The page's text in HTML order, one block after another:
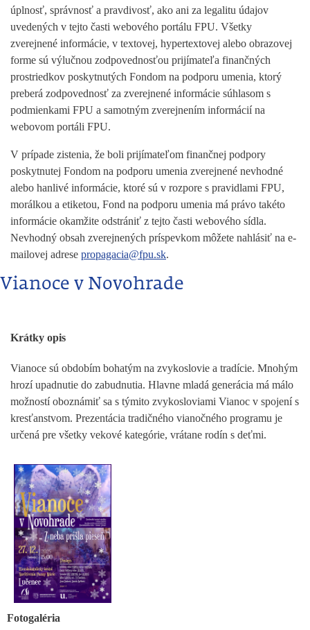
úplnosť, správnosť a pravdivosť, ako ani za legalitu údajov
uvedených v tejto časti webového portálu FPU. Všetky
zverejnené informácie, v textovej, hypertextovej alebo obrazovej
forme sú výlučnou zodpovednosťou prijímateľa finančných
prostriedkov poskytnutých Fondom na podporu umenia, ktorý
preberá zodpovednosť za zverejnené informácie súhlasom s
podmienkami FPU a samotným zverejnením informácií na
webovom portáli FPU.
V prípade zistenia, že boli prijímateľom finančnej podpory
poskytnutej Fondom na podporu umenia zverejnené nevhodné
alebo hanlivé informácie, ktoré sú v rozpore s pravidlami FPU,
morálkou a etiketou, Fond na podporu umenia má právo takéto
informácie okamžite odstrániť z tejto časti webového sídla.
Nevhodný obsah zverejnených príspevkom môžete nahlásiť na e-
mailovej adrese propagacia@fpu.sk.
Vianoce v Novohrade
Krátky opis
Vianoce sú obdobím bohatým na zvykoslovie a tradície. Mnohým
hrozí upadnutie do zabudnutia. Hlavne mladá generácia má málo
možností oboznámiť sa s týmito zvykosloviami Vianoc v spojení s
kresťanstvom. Prezentácia tradičného vianočného programu je
určená pre všetky vekové kategórie, vrátane rodín s deťmi.
Fotogaléria